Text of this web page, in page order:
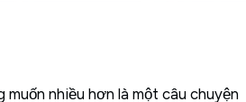
nhiều hơn là một câu chuyện